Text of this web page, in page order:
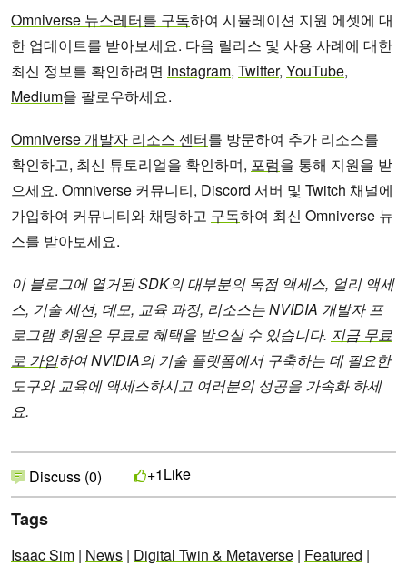
Omniverse 뉴스레터를 구독하여 시뮬레이션 지원 에셋에 대
한 업데이트를 받아보세요. 다음 릴리스 및 사용 사례에 대한
최신 정보를 확인하려면 Instagram, Twitter, YouTube,
Medium을 팔로우하세요.
Omniverse 개발자 리소스 센터를 방문하여 추가 리소스를
확인하고, 최신 튜토리얼을 확인하며, 포럼을 통해 지원을 받
으세요. Omniverse 커뮤니티, Discord 서버 및 Twitch 채널에
가입하여 커뮤니티와 채팅하고 구독하여 최신 Omniverse 뉴
스를 받아보세요.
이 블로그에 열거된 SDK의 대부분의 독점 액세스, 얼리 액세
스, 기술 세션, 데모, 교육 과정, 리소스는 NVIDIA 개발자 프
로그램 회원은 무료로 혜택을 받으실 수 있습니다. 지금 무료
로 가입하여 NVIDIA의 기술 플랫폼에서 구축하는 데 필요한
도구와 교육에 액세스하시고 여러분의 성공을 가속화 하세
요.
Discuss (0) +1Like
Tags
Isaac Sim | News | Digital Twin & Metaverse | Featured |